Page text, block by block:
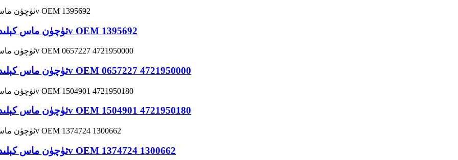
DAF ئۈچۈن ماس كېلىدىغان كەسپىي زاۋۇت سولېنوئىد كلاپان 24v OEM 1395692
DAF ئۈچۈن ماس كېلىدىغان كەسپىي زاۋۇت سولېنوئىد كلاپان 24v OEM 0657227 4721950000
DAF ئۈچۈن ماس كېلىدىغان كەسپىي زاۋۇت سولېنوئىد كلاپان 24v OEM 1504901 4721950180
DAF ئۈچۈن ماس كېلىدىغان كەسپىي زاۋۇت سولېنوئىد كلاپان 24v OEM 1374724 1300662